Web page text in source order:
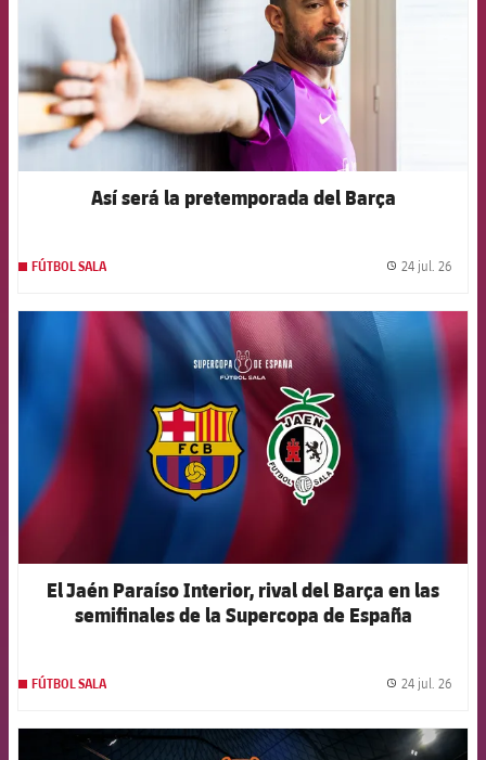
Así será la pretemporada del Barça
FÚTBOL SALA 24 jul. 26
FCB Barcelona badge
El Jaén Paraíso Interior, rival del Barça en las
semifinales de la Supercopa de España
FÚTBOL SALA 24 jul. 26
FCB Barcelona badge